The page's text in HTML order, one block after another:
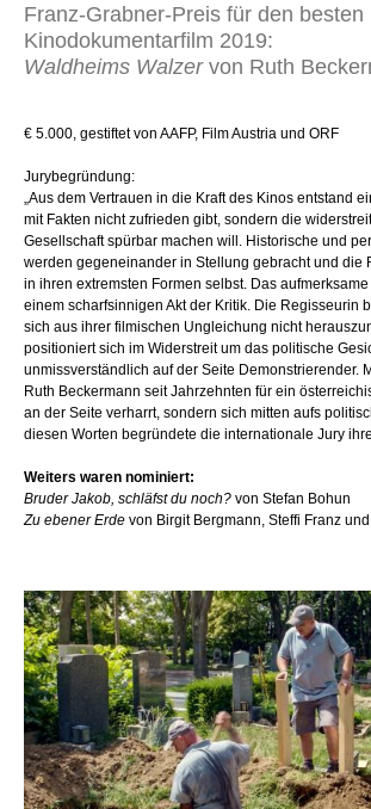
Franz-Grabner-Preis für den besten
Kinodokumentarfilm 2019:
Waldheims Walzervon Ruth
€ 5.000, gestiftet von AAFP, Film Austria und ORF
Jurybegründung:
„Aus dem Vertrauen in die Kraft des Kinos entstand
mit Fakten nicht zufrieden gibt, sondern die
Gesellschaft spürbar machen will. Historische und
werden gegeneinander in Stellung gebracht und die
in ihren extremsten Formen selbst. Das
einem scharfsinnigen Akt der Kritik. Die Regisseurin
sich aus ihrer filmischen Ungleichung nicht
positioniert sich im Widerstreit um das politische
unmissverständlich auf der Seite Demonstrierender.
Ruth Beckermann seit Jahrzehnten für ein
an der Seite verharrt, sondern sich mitten aufs
diesen Worten begründete die internationale Jury
Weiters waren nominiert:
Bruder Jakob, schläfst du noch? von Stefan Bohun
Zu ebener Erde von Birgit Bergmann, Steffi Franz